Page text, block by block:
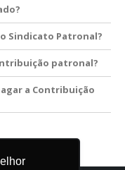
Sindicato Patronal?
patronal?
a Contribuição